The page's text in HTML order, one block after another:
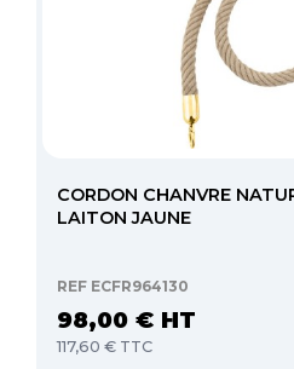
CORDON CHANVRE
LAITON JAUNE
REF ECFR964130
98,00 € HT
117,60 € TTC